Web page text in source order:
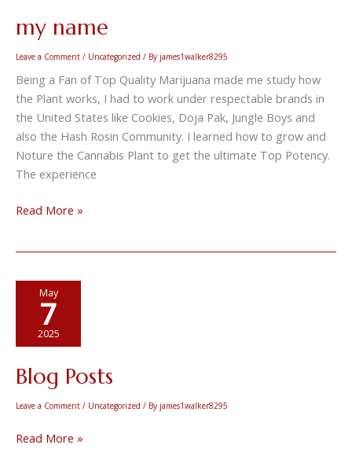
my name
Leave a Comment / Uncategorized / By james1walker8295
Being a Fan of Top Quality Marijuana made me study how
the Plant works, I had to work under respectable brands in
the United States like Cookies, Doja Pak, Jungle Boys and
also the Hash Rosin Community. I learned how to grow and
Noture the Cannabis Plant to get the ultimate Top Potency.
The experience
Read More »
May
7
2025
Blog Posts
Leave a Comment / Uncategorized / By james1walker8295
Posts
Read More »